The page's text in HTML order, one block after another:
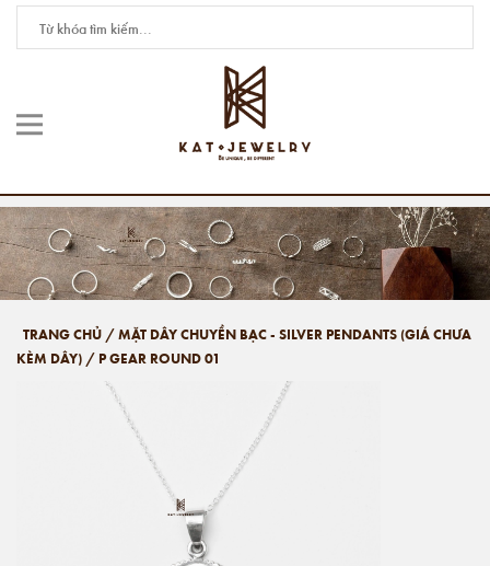
TRANG CHỦ /MẶT DÂY CHUYỀN BẠC - SILVER PENDANTS (GIÁ CHƯA
KÈM DÂY) / P GEAR ROUND 01